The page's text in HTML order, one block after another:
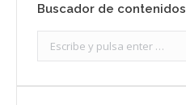
Buscador de contenidos